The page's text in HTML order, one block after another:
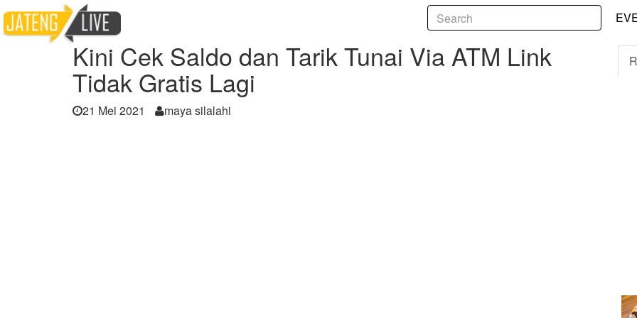
Home Kini Cek Saldo dan Tarik Tunai Via ATM Link Tidak Gratis Lagi
Kini Cek Saldo dan Tarik Tunai Via ATM Link
Tidak Gratis Lagi
21 Mei 2021 maya silalahi